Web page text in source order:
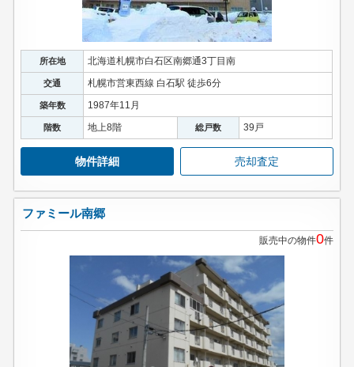
所在地 北海道札幌市白石区南郷通3丁目南
交通 札幌市営東西線 白石駅 徒歩6分
築年数 1987年11月
階数 地上8階 総戸数 39戸
物件詳細 売却査定
ファミール南郷
販売中の物件0件